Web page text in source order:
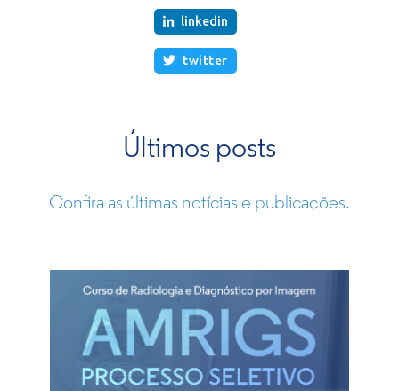
 linkedin
 twitter
Últimos posts
Confira as últimas notícias e publicações.